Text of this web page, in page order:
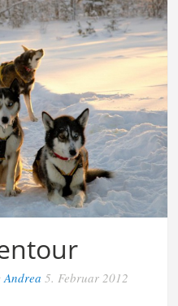
Andrea 5. Februar 2012